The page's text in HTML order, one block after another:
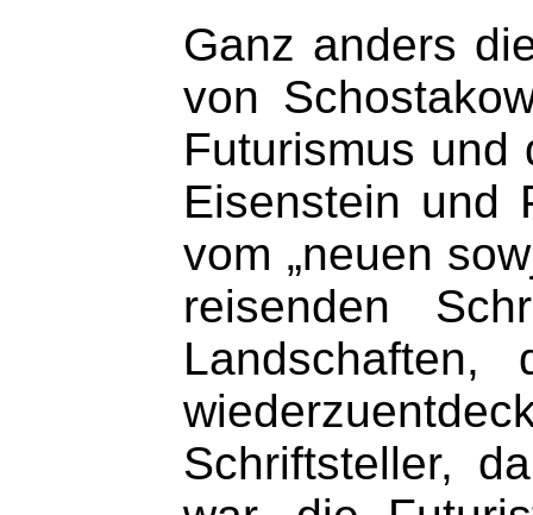
Ganz anders
von
Futurismus und
Eisenstein und
vom „neuen
reisenden
Schriftsteller,